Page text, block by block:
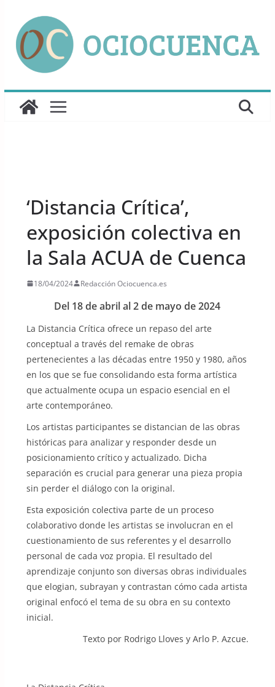
contenido
‘Distancia Crítica’,
exposición colectiva en
la Sala ACUA de Cuenca
18/04/2024 Redacción Ociocuenca.es
Del 18 de abril al 2 de mayo de 2024
La Distancia Crítica ofrece un repaso del arte
conceptual a través del remake de obras
pertenecientes a las décadas entre 1950 y 1980, años
en los que se fue consolidando esta forma artística
que actualmente ocupa un espacio esencial en el
arte contemporáneo.
Los artistas participantes se distancian de las obras
históricas para analizar y responder desde un
posicionamiento crítico y actualizado. Dicha
separación es crucial para generar una pieza propia
sin perder el diálogo con la original.
Esta exposición colectiva parte de un proceso
colaborativo donde les artistas se involucran en el
cuestionamiento de sus referentes y el desarrollo
personal de cada voz propia. El resultado del
aprendizaje conjunto son diversas obras individuales
que elogian, subrayan y contrastan cómo cada artista
original enfocó el tema de su obra en su contexto
inicial.
Texto por Rodrigo Lloves y Arlo P. Azcue.